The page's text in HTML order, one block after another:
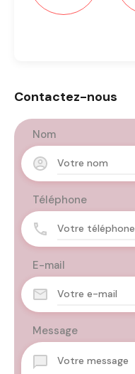
Contactez-nous
Nom
Téléphone
E-mail
Message